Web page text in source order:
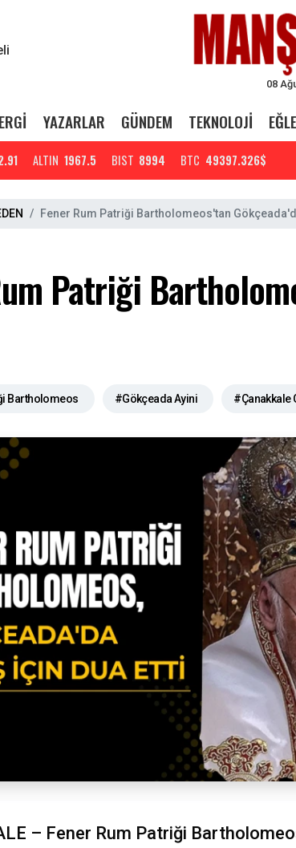
08
YAZARLAR GÜNDEM TEKNOLOJİ
ALTIN 1967.5 BIST 8994 BTC 49397.326$
Fener Rum Patriği Bartholomeos'tan
Patriği
Bartholomeos #Gökçeada Ayini #Çanakkale
ayini #Patrik Bartholomeos barış mesajı
Kilisesi #Türkiye
#Gökçeada Meryem Ana Günü
#Yunanistan ve Türkiye ilişkileri #Ekümenik Patrik
– Fener Rum Patriği